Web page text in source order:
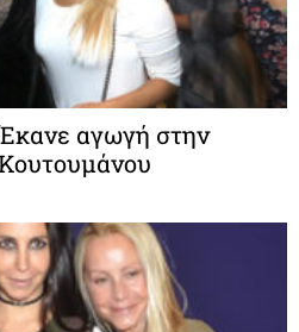
αγωγή στην